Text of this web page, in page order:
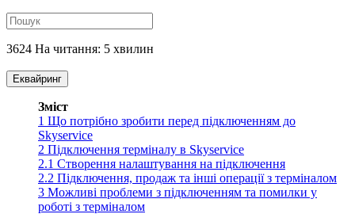
3624 На читання: 5 хвилин
Еквайринг
Зміст
1 Що потрібно зробити перед підключенням до
Skyservice
2 Підключення терміналу в Skyservice
2.1 Створення налаштування на підключення
2.2 Підключення, продаж та інші операції з терміналом
3 Можливі проблеми з підключенням та помилки у
роботі з терміналом